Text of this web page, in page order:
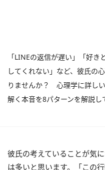
「LINEの返信が遅い」「好
してくれない」など、彼氏の
りませんか？ 心理学に詳し
解く本音を8パターンを解説し
彼氏の考えていることが気
は多いと思います。「この